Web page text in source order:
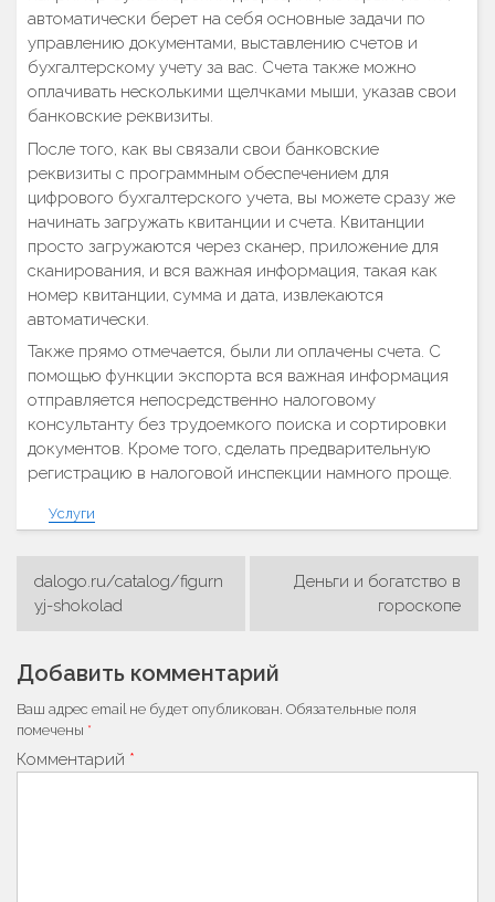
автоматически берет на себя основные задачи по
управлению документами, выставлению счетов и
бухгалтерскому учету за вас. Счета также можно
оплачивать несколькими щелчками мыши, указав свои
банковские реквизиты.
После того, как вы связали свои банковские
реквизиты с программным обеспечением для
цифрового бухгалтерского учета, вы можете сразу же
начинать загружать квитанции и счета. Квитанции
просто загружаются через сканер, приложение для
сканирования, и вся важная информация, такая как
номер квитанции, сумма и дата, извлекаются
автоматически.
Также прямо отмечается, были ли оплачены счета. С
помощью функции экспорта вся важная информация
отправляется непосредственно налоговому
консультанту без трудоемкого поиска и сортировки
документов. Кроме того, сделать предварительную
регистрацию в налоговой инспекции намного проще.
Услуги
Навигация
записям
dalogo.ru/catalog/figurn
yj-shokolad
Деньги и богатство в
гороскопе
Добавить комментарий
Ваш адрес email не будет опубликован. Обязательные поля
помечены *
Комментарий *